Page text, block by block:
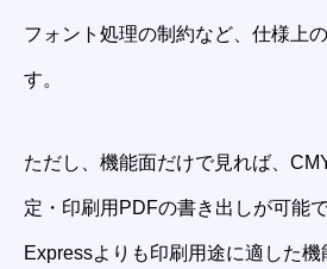
フォント処理の制約など、仕様上
す。
ただし、機能面だけで見れば、
定・印刷用PDFの書き出しが可能
Expressよりも印刷用途に適した機